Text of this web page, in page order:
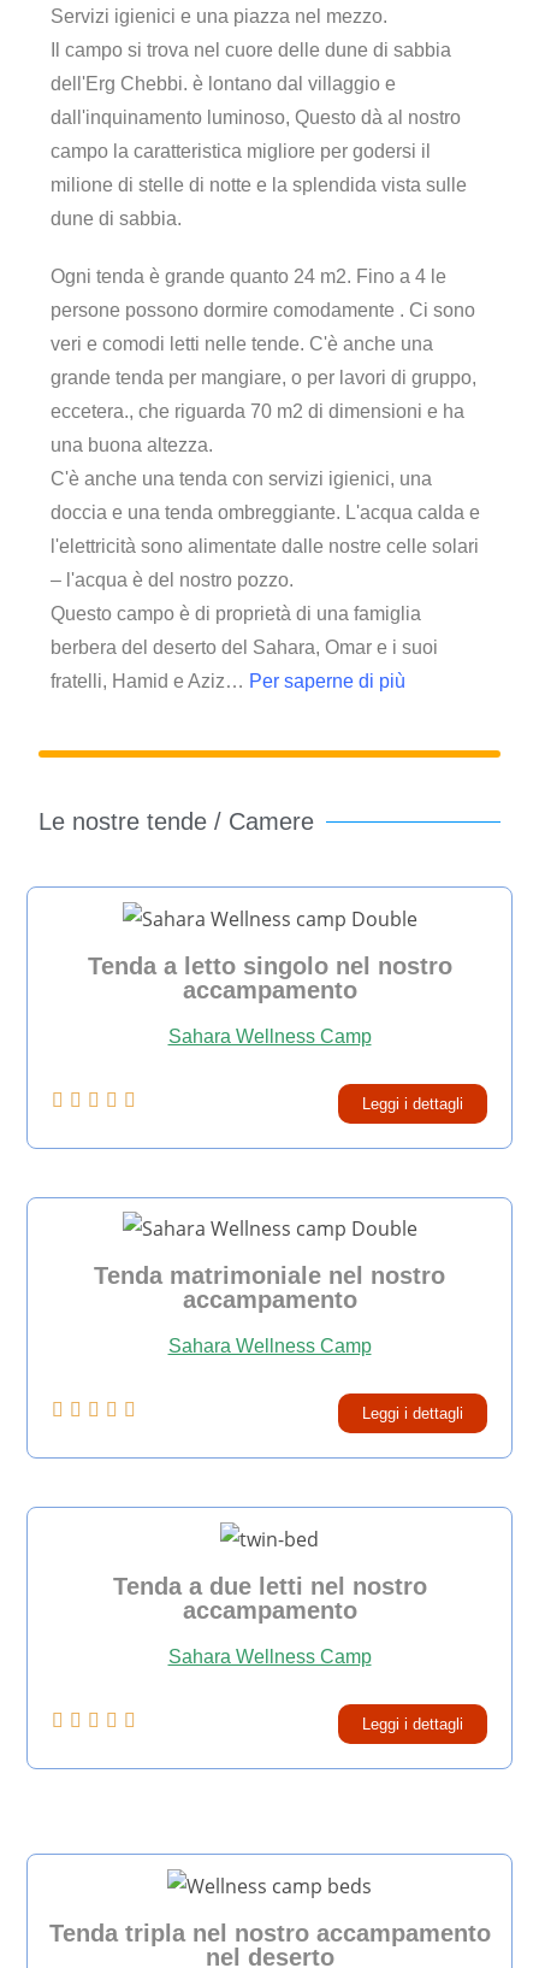
Servizi igienici e una piazza nel mezzo.
Il campo si trova nel cuore delle dune di sabbia
dell'Erg Chebbi. è lontano dal villaggio e
dall'inquinamento luminoso, Questo dà al nostro
campo la caratteristica migliore per godersi il
milione di stelle di notte e la splendida vista sulle
dune di sabbia.
Ogni tenda è grande quanto 24 m2. Fino a 4 le
persone possono dormire comodamente . Ci sono
veri e comodi letti nelle tende. C'è anche una
grande tenda per mangiare, o per lavori di gruppo,
eccetera., che riguarda 70 m2 di dimensioni e ha
una buona altezza.
C'è anche una tenda con servizi igienici, una
doccia e una tenda ombreggiante. L'acqua calda e
l'elettricità sono alimentate dalle nostre celle solari
– l'acqua è del nostro pozzo.
Questo campo è di proprietà di una famiglia
berbera del deserto del Sahara, Omar e i suoi
fratelli, Hamid e Aziz… Per saperne di più
Le nostre tende / Camere
Tenda a letto singolo nel nostro
accampamento
Sahara Wellness Camp
     Leggi i dettagli
Tenda matrimoniale nel nostro
accampamento
Sahara Wellness Camp
     Leggi i dettagli
Tenda a due letti nel nostro
accampamento
Sahara Wellness Camp
     Leggi i dettagli
Tenda tripla nel nostro accampamento
nel deserto